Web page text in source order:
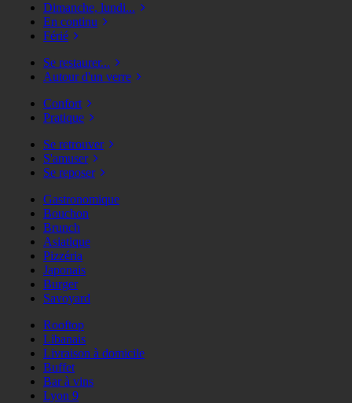
Dimanche, lundi...
En continu
Férié
Se restaurer...
Autour d'un verre
Confort
Pratique
Se retrouver
S'amuser
Se reposer
Gastronomique
Bouchon
Brunch
Asiatique
Pizzéria
Japonais
Burger
Savoyard
Rooftop
Libanais
Livraison à domicile
Buffet
Bar à vins
Lyon 9